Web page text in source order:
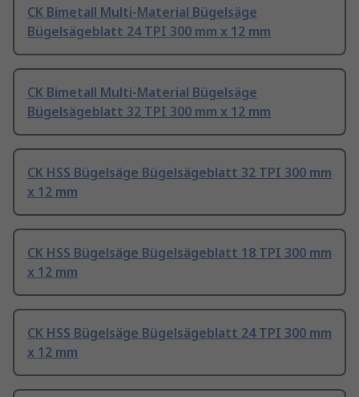
CK Bimetall Multi-Material Bügelsäge
Bügelsägeblatt 24 TPI 300 mm x 12 mm
CK Bimetall Multi-Material Bügelsäge
Bügelsägeblatt 32 TPI 300 mm x 12 mm
CK HSS Bügelsäge Bügelsägeblatt 32 TPI 300 mm
x 12 mm
CK HSS Bügelsäge Bügelsägeblatt 18 TPI 300 mm
x 12 mm
CK HSS Bügelsäge Bügelsägeblatt 24 TPI 300 mm
x 12 mm